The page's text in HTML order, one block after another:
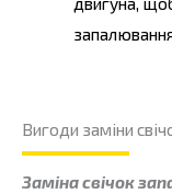
Вигоди заміни
Заміна свічок